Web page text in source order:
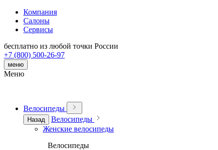
Компания
Салоны
Сервисы
бесплатно из любой точки России
+7 (800) 500-26-97
меню
Меню
Велосипеды
Назад
Велосипеды
Женские велосипеды
Велосипеды